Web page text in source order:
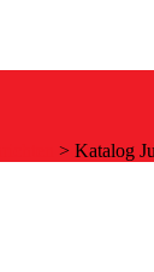
> Katalog